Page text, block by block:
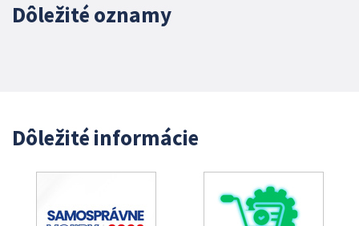
Dôležité oznamy
Dôležité informácie